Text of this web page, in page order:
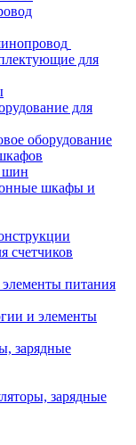
для
для
оборудование
шин
шкафы и
счетчиков
элементы питания
и элементы
зарядные
зарядные